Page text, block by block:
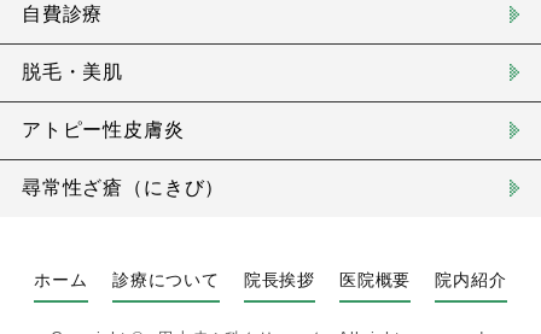
自費診療
脱毛・美肌
アトピー性皮膚炎
尋常性ざ瘡（にきび）
ホーム 診療について 院長挨拶 医院概要 院内紹介